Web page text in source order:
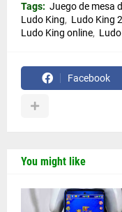
Tags: Juego de mesa
Ludo King
Ludo King
Ludo King online
Facebook
You might like